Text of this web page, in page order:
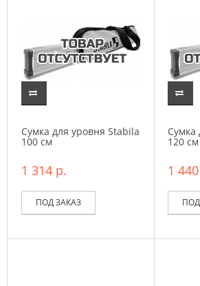
Сумка для уровня Stabila
100 см
1 314 р.
ПОД ЗАКАЗ
Сумка
120 см
1